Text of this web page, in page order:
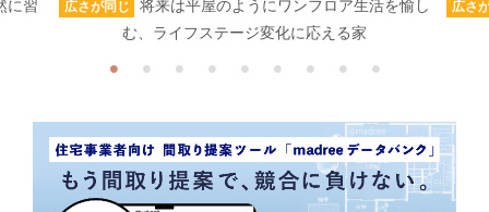
に習 広さが同じ
将来は平屋のようにワンフロア生活を愉し
む、ライフステージ変化に応える家
広さ